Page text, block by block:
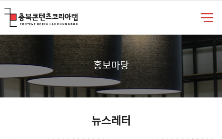
홍보마당
뉴스레터